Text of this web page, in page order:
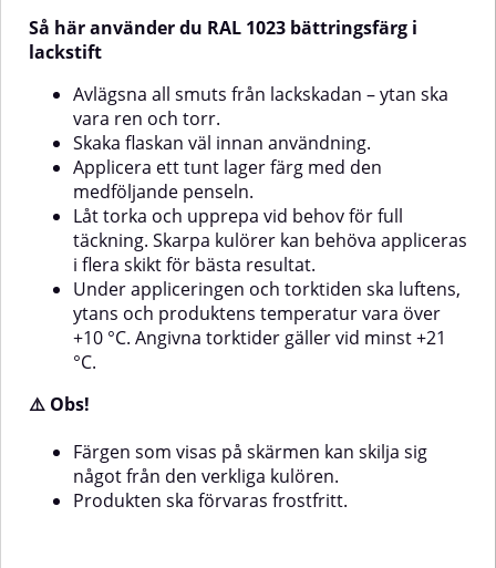
skärmen kan skilja sig något från
den verkliga kulören.Produkten
skärmen kan skilja sig något från
Så här använder du RAL 1023 bättringsfärg i
lackstift
Avlägsna all smuts från lackskadan – ytan ska
vara ren och torr.
Skaka flaskan väl innan användning.
Applicera ett tunt lager färg med den
medföljande penseln.
Låt torka och upprepa vid behov för full
täckning. Skarpa kulörer kan behöva appliceras
i flera skikt för bästa resultat.
Under appliceringen och torktiden ska luftens,
ytans och produktens temperatur vara över
+10 °C. Angivna torktider gäller vid minst +21
°C.
⚠️ Obs!
Färgen som visas på skärmen kan skilja sig
något från den verkliga kulören.
Produkten ska förvaras frostfritt.